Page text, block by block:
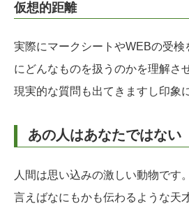
仮想的距離
実際にマークシートやWEBの受検
にどんなものを扱うのかを理解さ
現実的な質問も出てきますし印象
あの人はあなたではない
人間は思い込みの激しい動物です。
言えばなにもかも伝わるような天